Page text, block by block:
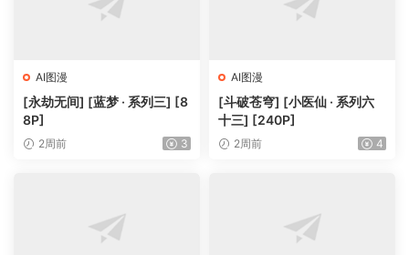
AI图漫
[永劫无间] [蓝梦 · 系列三] [8
8P]
2周前 3
AI图漫
[斗破苍穹] [小医仙 · 系列六
十三] [240P]
2周前 4